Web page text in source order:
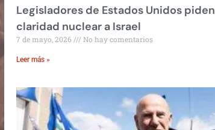
Legisladores de Estados Unidos piden
claridad nuclear a Israel
7 de mayo, 2026 No hay comentarios
Leer más »